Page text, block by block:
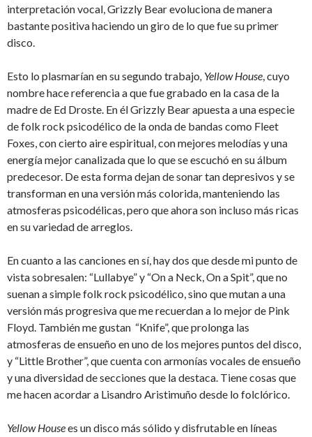
interpretación vocal, Grizzly Bear evoluciona de manera
bastante positiva haciendo un giro de lo que fue su primer
disco.
Esto lo plasmarían en su segundo trabajo, Yellow House, cuyo
nombre hace referencia a que fue grabado en la casa de la
madre de Ed Droste. En él Grizzly Bear apuesta a una especie
de folk rock psicodélico de la onda de bandas como Fleet
Foxes, con cierto aire espiritual, con mejores melodías y una
energía mejor canalizada que lo que se escuchó en su álbum
predecesor. De esta forma dejan de sonar tan depresivos y se
transforman en una versión más colorida, manteniendo las
atmosferas psicodélicas, pero que ahora son incluso más ricas
en su variedad de arreglos.
En cuanto a las canciones en sí, hay dos que desde mi punto de
vista sobresalen: “Lullabye” y “On a Neck, On a Spit”, que no
suenan a simple folk rock psicodélico, sino que mutan a una
versión más progresiva que me recuerdan a lo mejor de Pink
Floyd. También me gustan “Knife”, que prolonga las
atmosferas de ensueño en uno de los mejores puntos del disco,
y “Little Brother”, que cuenta con armonías vocales de ensueño
y una diversidad de secciones que la destaca. Tiene cosas que
me hacen acordar a Lisandro Aristimuño desde lo folclórico.
Yellow Housees un disco más sólido y disfrutable en líneas